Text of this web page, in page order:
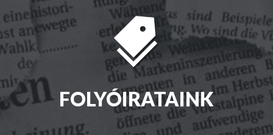
FOLYÓIRATAINK